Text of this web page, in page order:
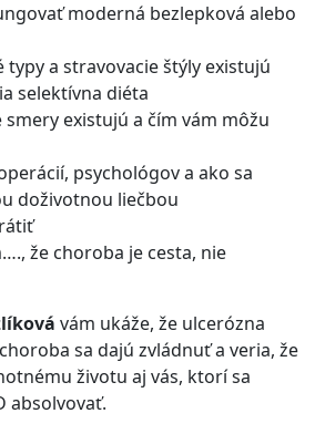
moderná bezlepková alebo
typy a stravovacie štýly existujú
selektívna diéta
existujú a čím vám môžu
psychológov a ako sa
doživotnou liečbou
že choroba je cesta, nie
vám ukáže, že ulcerózna
sa dajú zvládnuť a veria, že
životu aj vás, ktorí sa
absolvovať.